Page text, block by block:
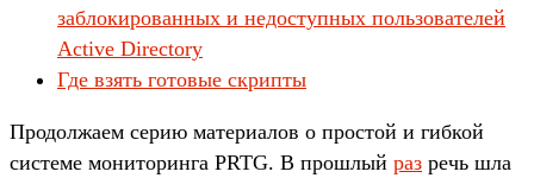
заблокированных и недоступных пользователей
Active Directory
Где взять готовые скрипты
Продолжаем серию материалов о простой и гибкой
системе мониторинга PRTG. В прошлый раз речь шла